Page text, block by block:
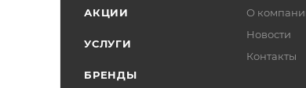
АКЦИИ
УСЛУГИ
БРЕНДЫ
О
Новости
Контакты